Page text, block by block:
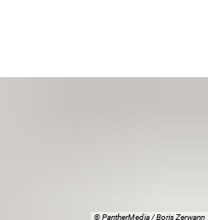
© PantherMedia / Boris Zerwann